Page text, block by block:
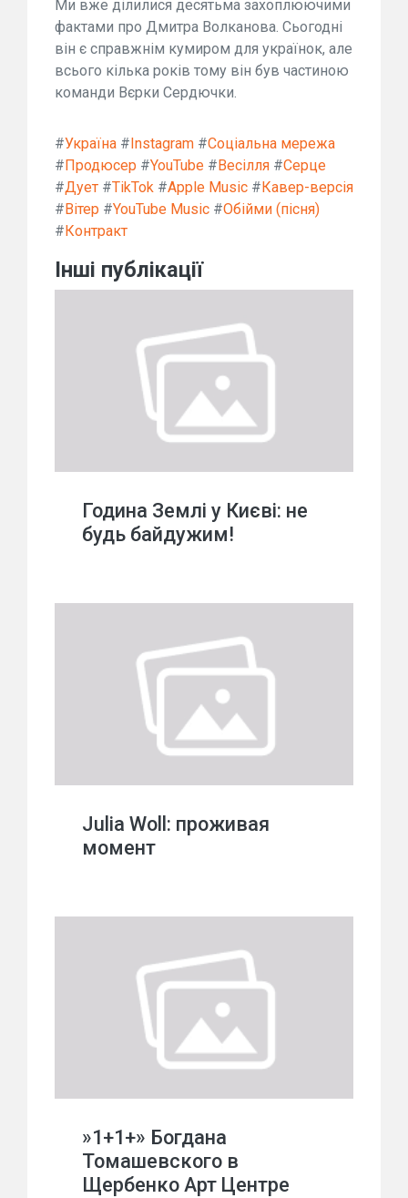
Ми вже ділилися десятьма захоплюючими
фактами про Дмитра Волканова. Сьогодні
він є справжнім кумиром для українок, але
всього кілька років тому він був частиною
команди Вєрки Сердючки.
#Україна # Instagram #Соціальна мережа
# Продюсер #YouTube # Весілля #Серце
#Дует #TikTok #Apple Music # Кавер-версія
# Вітер #YouTube Music #Обійми (пісня)
# Контракт
Інші публікації
Година Землі у Києві: не
будь байдужим!
Julia Woll: проживая
момент
»1+1+» Богдана
Томашевского в
Щербенко Арт Центре